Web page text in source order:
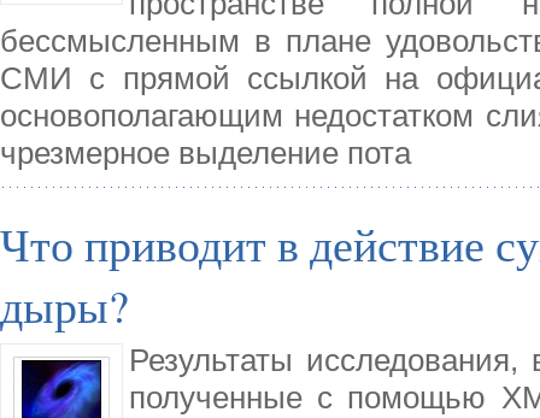
бессмысленным в плане
СМИ с прямой ссылкой на
основополагающим недостатком
чрезмерное выделение пота
Что приводит в действие
дыры?
Результаты
полученные с помощью